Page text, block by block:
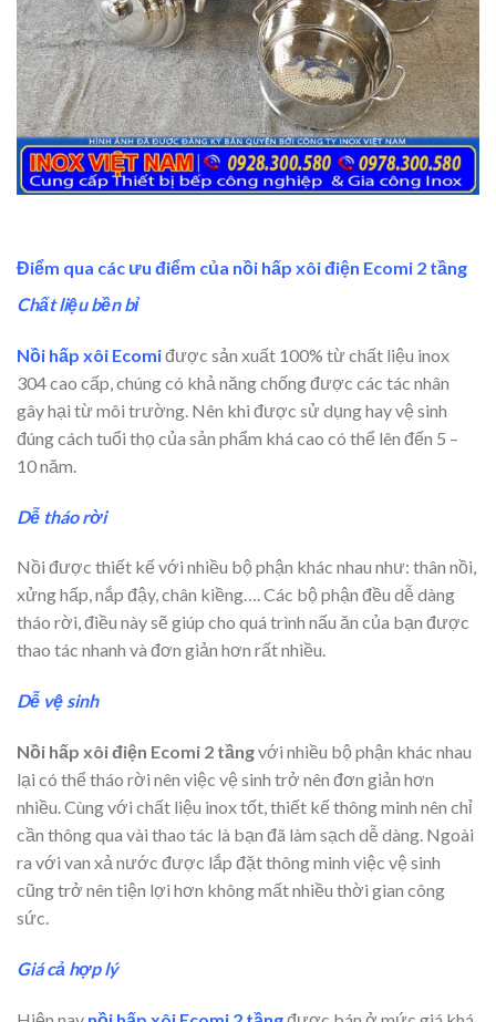
Điểm qua các ưu điểm của nồi hấp xôi điện Ecomi 2 tầng
Chất liệu bền bỉ
Nồi hấp xôi Ecomiđược sản xuất 100% từ chất liệu inox
304 cao cấp, chúng có khả năng chống được các tác nhân
gây hại từ môi trường. Nên khi được sử dụng hay vệ sinh
đúng cách tuổi thọ của sản phẩm khá cao có thể lên đến 5 –
10 năm.
Dễ tháo rời
Nồi được thiết kế với nhiều bộ phận khác nhau như: thân nồi,
xửng hấp, nắp đậy, chân kiềng…. Các bộ phận đều dễ dàng
tháo rời, điều này sẽ giúp cho quá trình nấu ăn của bạn được
thao tác nhanh và đơn giản hơn rất nhiều.
Dễ vệ sinh
Nồi hấp xôi điện Ecomi 2 tầngvới nhiều bộ phận khác nhau
lại có thể tháo rời nên việc vệ sinh trở nên đơn giản hơn
nhiều. Cùng với chất liệu inox tốt, thiết kế thông minh nên chỉ
cần thông qua vài thao tác là bạn đã làm sạch dễ dàng. Ngoài
ra với van xả nước được lắp đặt thông minh việc vệ sinh
cũng trở nên tiện lợi hơn không mất nhiều thời gian công
sức.
Giá cả hợp lý